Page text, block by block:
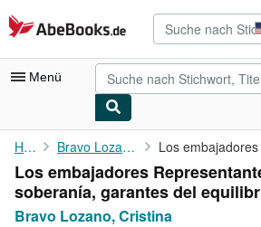
Zum Hauptinhalt
AbeBooks.de
Menü
Nutzerkonto
Meine Bestellungen
Detailsuche
Home Bravo Lozano, Cristina
Los embajadores
soberanía, garantes del
Bravo Lozano, Cristina